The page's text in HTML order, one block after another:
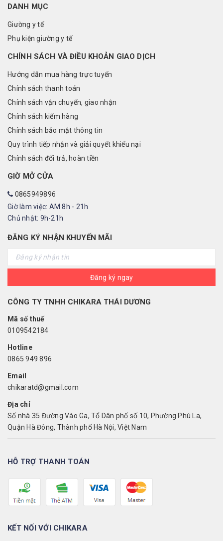
DANH MỤC
Giường y tế
Phụ kiện giường y tế
CHÍNH SÁCH VÀ ĐIỀU KHOẢN GIAO DỊCH
Hướng dẫn mua hàng trực tuyến
Chính sách thanh toán
Chính sách vận chuyển, giao nhận
Chính sách kiểm hàng
Chính sách bảo mật thông tin
Quy trình tiếp nhận và giải quyết khiếu nại
Chính sách đổi trả, hoàn tiền
GIỜ MỞ CỬA
0865949896
Giờ làm việc: AM 8h - 21h
Chủ nhật: 9h-21h
ĐĂNG KÝ NHẬN KHUYẾN MÃI
Đăng ký ngay
CÔNG TY TNHH CHIKARA THÁI DƯƠNG
Mã số thuế
0109542184
Hotline
0865 949 896
Email
chikaratd@gmail.com
Địa chỉ
Số nhà 35 Đường Vào Ga, Tổ Dân phố số 10, Phường Phú La,
Quận Hà Đông, Thành phố Hà Nội, Việt Nam
HỖ TRỢ THANH TOÁN
KẾT NỐI VỚI CHIKARA